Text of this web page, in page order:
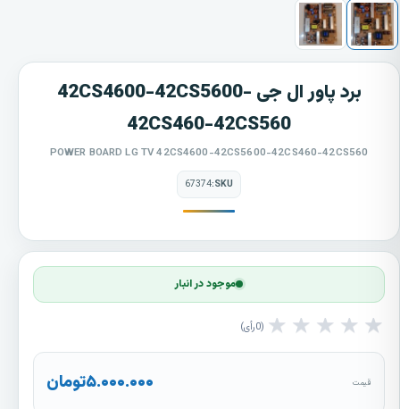
موجود در انبار
★ ★ ★ ★ ★
0رأی
قیمت ۵.۰۰۰.۰۰۰تومان
برد پاور ال جی 42CS4600-42CS5600-
42CS460-42CS560
POWER BOARD LG TV 42CS4600-42CS5600-42CS460-42CS560
SKU:
67374